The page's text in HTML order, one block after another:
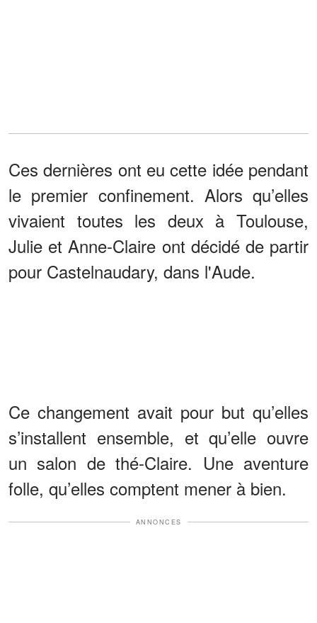
Ces dernières ont eu cette idée pendant
le premier confinement. Alors qu’elles
vivaient toutes les deux à Toulouse,
Julie et Anne-Claire ont décidé de partir
pour Castelnaudary, dans l'Aude.
Ce changement avait pour but qu’elles
s’installent ensemble, et qu’elle ouvre
un salon de thé-Claire. Une aventure
folle, qu’elles comptent mener à bien.
ANNONCES